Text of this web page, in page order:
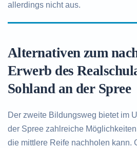
allerdings nicht aus.
Alternativen zum
Erwerb des
Sohland an der Spree
Der zweite Bildungsweg bietet im
der Spree zahlreiche
die mittlere Reife nachholen kann.